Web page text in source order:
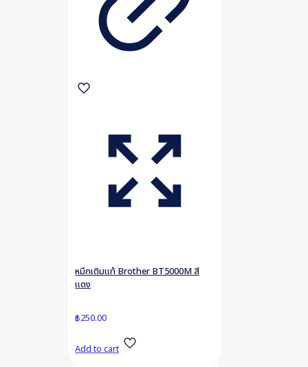
หมึกเติมแท้ Brother BT5000M สี
แดง
฿250.00
Add to cart